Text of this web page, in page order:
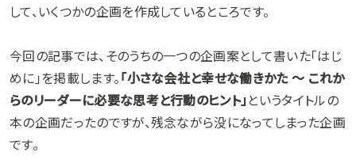
して、いくつかの企画を作成しているところです。
今回の記事では、そのうちの一つの企画案として書いた「はじ
めに」を掲載します。「小さな会社と幸せな働きかた ～ これか
らのリーダーに必要な思考と行動のヒント」というタイトルの
本の企画だったのですが、残念ながら没になってしまった企画
です。